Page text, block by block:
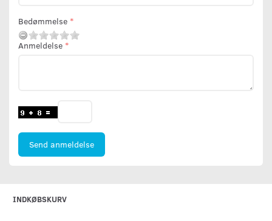
Bedømmelse
Anmeldelse
Send anmeldelse
INDKØBSKURV